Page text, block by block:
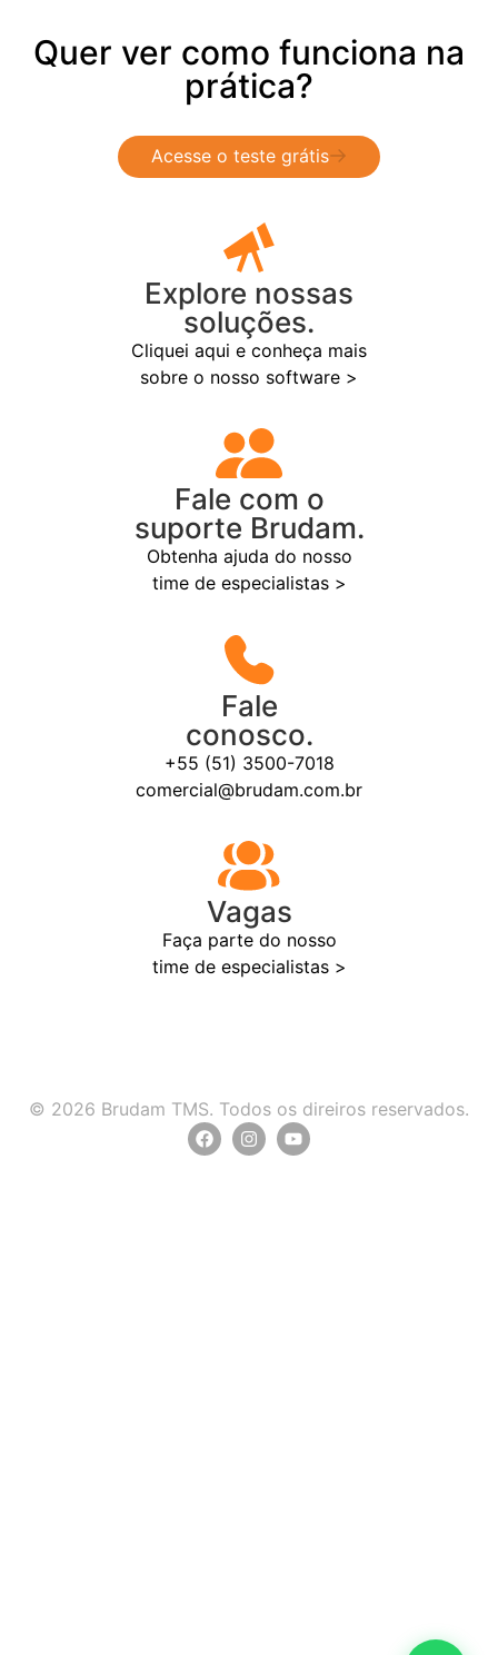
Quer ver como funciona na
prática?
Acesse o teste grátis
Explore nossas
soluções.
Cliquei aqui e conheça mais
sobre o nosso software >
Fale com o
suporte Brudam.
Obtenha ajuda do nosso
time de especialistas >
Fale
conosco.
+55 (51) 3500-7018
comercial@brudam.com.br
Vagas
Faça parte do nosso
time de especialistas >
© 2026 Brudam TMS. Todos os direiros reservados.